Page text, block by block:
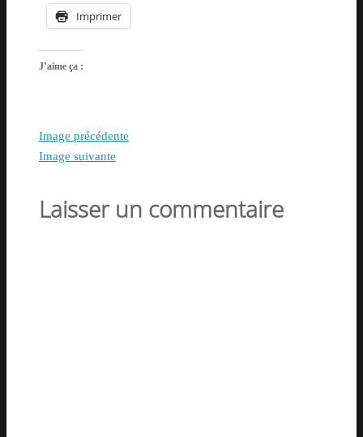
Imprimer
J’aime ça :
Image précédente
Image suivante
Laisser un commentaire